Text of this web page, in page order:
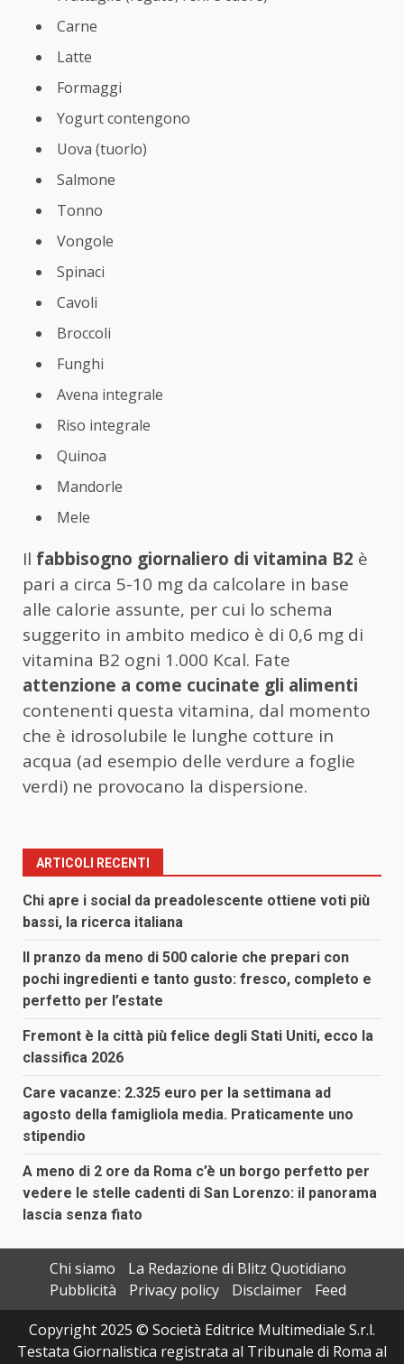
Carne
Latte
Formaggi
Yogurt contengono
Uova (tuorlo)
Salmone
Tonno
Vongole
Spinaci
Cavoli
Broccoli
Funghi
Avena integrale
Riso integrale
Quinoa
Mandorle
Mele
Il fabbisogno giornaliero di vitamina B2 è
pari a circa 5-10 mg da calcolare in base
alle calorie assunte, per cui lo schema
suggerito in ambito medico è di 0,6 mg di
vitamina B2 ogni 1.000 Kcal. Fate
attenzione a come cucinate gli alimenti
contenenti questa vitamina, dal momento
che è idrosolubile le lunghe cotture in
acqua (ad esempio delle verdure a foglie
verdi) ne provocano la dispersione.
ARTICOLI RECENTI
Chi apre i social da preadolescente ottiene voti più
bassi, la ricerca italiana
Il pranzo da meno di 500 calorie che prepari con
pochi ingredienti e tanto gusto: fresco, completo e
perfetto per l’estate
Fremont è la città più felice degli Stati Uniti, ecco la
classifica 2026
Care vacanze: 2.325 euro per la settimana ad
agosto della famigliola media. Praticamente uno
stipendio
A meno di 2 ore da Roma c’è un borgo perfetto per
vedere le stelle cadenti di San Lorenzo: il panorama
lascia senza fiato
Chi siamo
La Redazione di Blitz Quotidiano
Pubblicità
Privacy policy Disclaimer
Feed
Copyright 2025 © Società Editrice Multimediale S.r.l.
Testata Giornalistica registrata al Tribunale di Roma al